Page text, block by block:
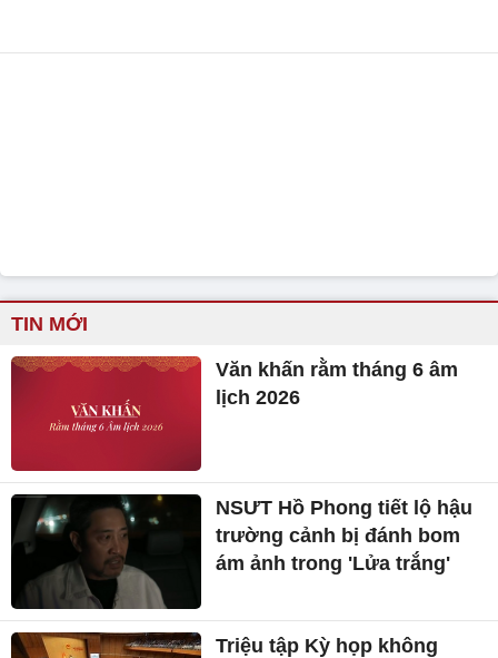
TIN MỚI
Văn khấn rằm tháng 6 âm
lịch 2026
NSƯT Hồ Phong tiết lộ hậu
trường cảnh bị đánh bom
ám ảnh trong 'Lửa trắng'
Triệu tập Kỳ họp không